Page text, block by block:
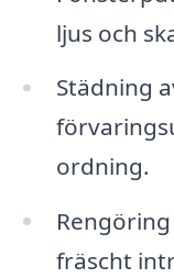
ljus och
Städning
ordning.
fräscht